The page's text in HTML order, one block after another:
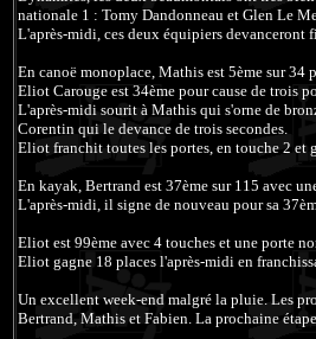
nationale 1 : Tomy Dandonneau et Glen Le
L'après-midi, ces deux équipiers devanceront
En canoë monoplace, Mathis est 5ème sur
Eliot Carouge est 34ème pour cause de trois
L'après-midi sourit à Mathis qui s'orne de
Corentin qui le devance de trois secondes.
Eliot franchit toutes les portes, en touche 2 et
En kayak, Bertrand est 37ème sur 115 avec
L'après-midi, il signe de nouveau pour sa
Eliot est 99ème avec 4 touches et une porte
Eliot gagne 18 places l'après-midi en
Un excellent week-end malgré la pluie. Les
Bertrand, Mathis et Fabien. La prochaine